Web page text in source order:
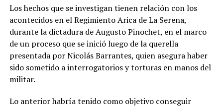
Los hechos que se investigan tienen relación con los
acontecidos en el Regimiento Arica de La Serena,
durante la dictadura de Augusto Pinochet, en el marco
de un proceso que se inició luego de la querella
presentada por Nicolás Barrantes, quien asegura haber
sido sometido a interrogatorios y torturas en manos del
militar.
Lo anterior habría tenido como objetivo conseguir